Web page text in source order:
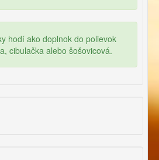
hodí ako doplnok do polievok
cibulačka alebo šošovicová.